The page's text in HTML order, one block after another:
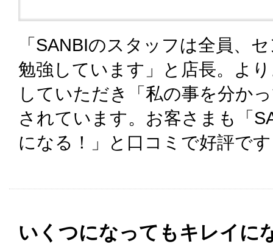
「SANBIのスタッフは全員、
勉強しています」と店長。よ
していただき「私の事を分か
されています。お客さまも「
になる！」と口コミで好評で
いくつになってもキレイに